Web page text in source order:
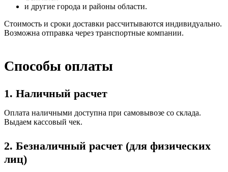
и другие города и районы области.
Стоимость и сроки доставки рассчитываются индивидуально.
Возможна отправка через транспортные компании.
Способы оплаты
1. Наличный расчет
Оплата наличными доступна при самовывозе со склада.
Выдаем кассовый чек.
2. Безналичный расчет (для физических
лиц)